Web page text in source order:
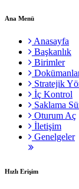
Ana Menü
Anasayfa
Başkanlık
Birimler
Stratejik
İç Kontrol
Saklama
Oturum Aç
İletişim
Genelgeler
Hızlı Erişim